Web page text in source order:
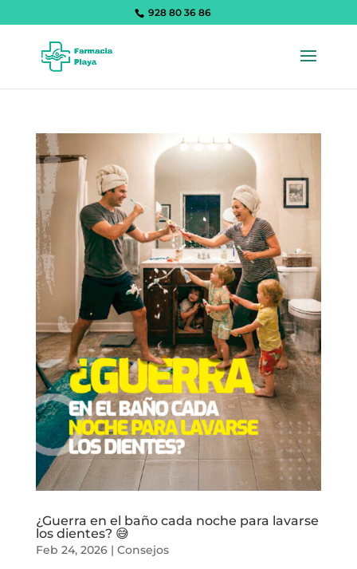
928 80 36 86
¿Guerra en el baño cada noche para lavarse
los dientes? 😅
Feb 24, 2026| Consejos